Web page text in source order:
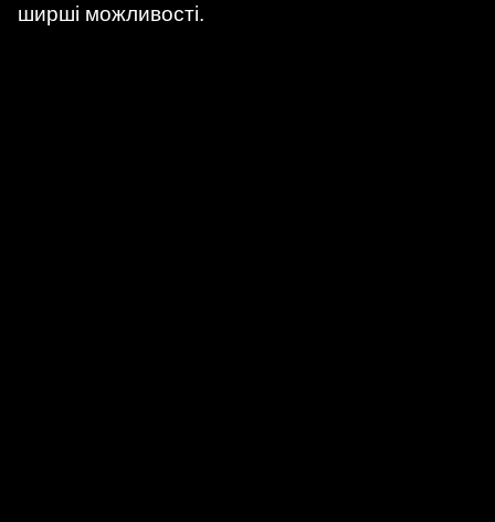
ширші можливості.